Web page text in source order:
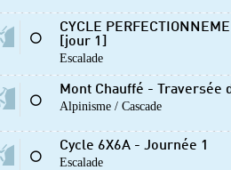
⚪
CYCLE
[jour 1]
Escalade
⚪
Mont Chauffé - Traversée
Alpinisme / Cascade
⚪
Cycle 6X6A - Journée 1
Escalade